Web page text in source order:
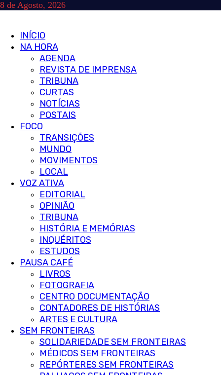
Skip
8 de Agosto, 2026
Primary
Menu
INÍCIO
NA HORA
AGENDA
REVISTA DE IMPRENSA
TRIBUNA
CURTAS
NOTÍCIAS
POSTAIS
FOCO
TRANSIÇÕES
MUNDO
MOVIMENTOS
LOCAL
VOZ ATIVA
EDITORIAL
OPINIÃO
TRIBUNA
HISTÓRIA E MEMÓRIAS
INQUÉRITOS
ESTUDOS
PAUSA CAFÉ
LIVROS
FOTOGRAFIA
CENTRO DOCUMENTAÇÃO
CONTADORES DE HISTÓRIAS
ARTES E CULTURA
SEM FRONTEIRAS
SOLIDARIEDADE SEM FRONTEIRAS
MÉDICOS SEM FRONTEIRAS
REPÓRTERES SEM FRONTEIRAS